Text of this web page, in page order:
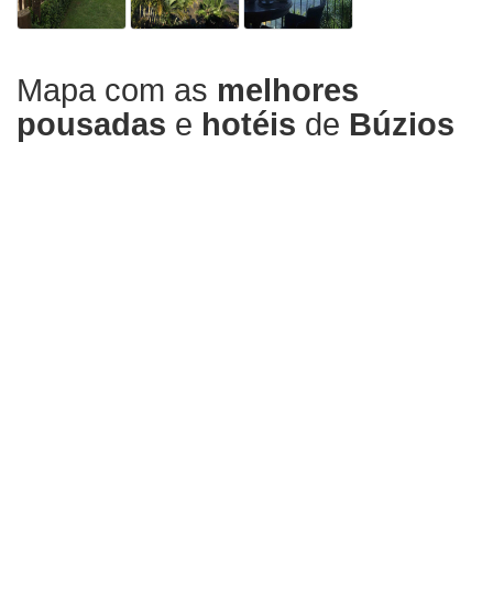
Mapa com as melhores
pousadas e hotéis de Búzios